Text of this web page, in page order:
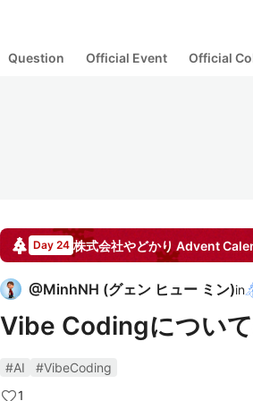
Question Official Event Official
Day 24 株式会社やどかり Advent
@MinhNH (グェン ヒュー ミン)in
Vibe Codingについ
#AI
#VibeCoding
1